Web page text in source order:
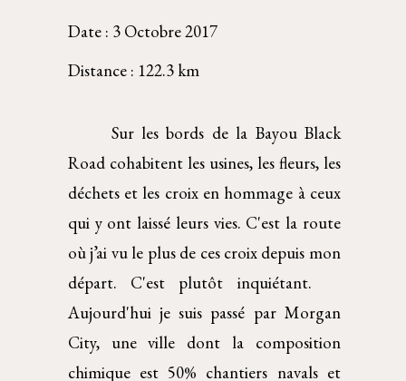
Date : 3 Octobre 2017
Distance : 122.3 km
Sur les bords de la Bayou Black
Road cohabitent les usines, les fleurs, les
déchets et les croix en hommage à ceux
qui y ont laissé leurs vies. C'est la route
où j’ai vu le plus de ces croix depuis mon
départ. C'est plutôt inquiétant.
Aujourd'hui je suis passé par Morgan
City, une ville dont la composition
chimique est 50% chantiers navals et